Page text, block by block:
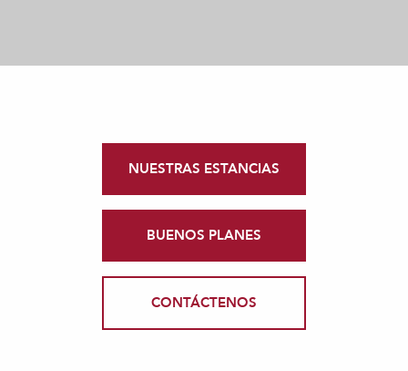
NUESTRAS ESTANCIAS
BUENOS PLANES
CONTÁCTENOS